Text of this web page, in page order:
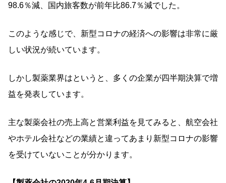
98.6％減、国内旅客数が前年比86.7％減でした。
このような感じで、新型コロナの経済への影響は非常に厳
しい状況が続いています。
しかし製薬業界はというと、多くの企業が四半期決算で増
益を発表しています。
主な製薬会社の売上高と営業利益を見てみると、航空会社
やホテル会社などの業績と違ってあまり新型コロナの影響
を受けていないことが分かります。